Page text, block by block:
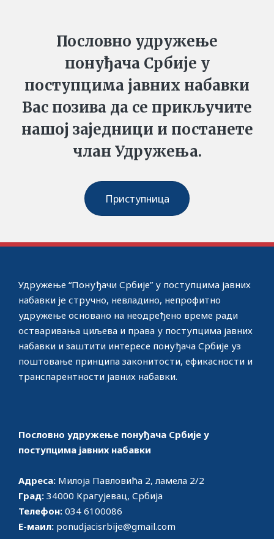
Пословно удружење
понуђача Србије у
поступцима јавних набавки
Вас позива да се прикључите
нашој заједници и постанете
члан Удружења.
Приступница
Удружење “Понуђачи Србије” у поступцима јавних
набавки јe стручно, невладино, непрофитно
удружење основано на неодређено време ради
остваривања циљева и права у поступцима јавних
набавки и заштити интересе понуђача Србије уз
поштовање принципа законитости, ефикасности и
транспарентности јавних набавки.
Пословно удружење понуђача Србије у
поступцима јавних набавки
Адреса: Милоја Павловића 2, ламела 2/2
Град: 34000 Крагујевац, Србија
Телефон: 034 6100086
Е-маил: ponudjacisrbije@gmail.com